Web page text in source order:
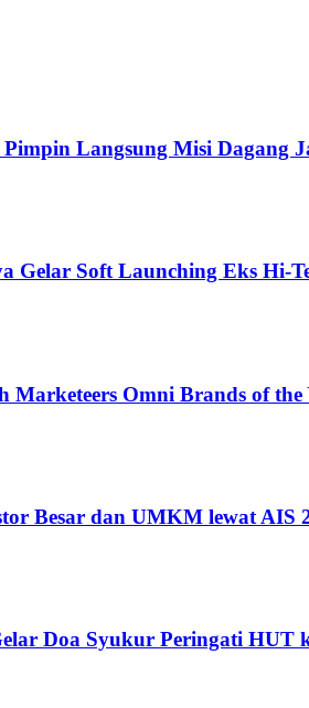
Langsung Misi Dagang
Gelar Soft Launching Eks Hi-
Marketeers Omni Brands of
Besar dan UMKM lewat AIS
Doa Syukur Peringati HUT